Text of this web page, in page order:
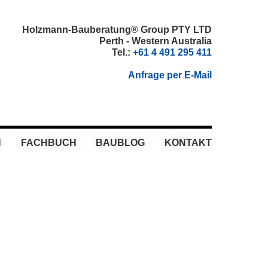
Holzmann-Bauberatung® Group PTY LTD
Perth - Western Australia
Tel.: +61 4 491 295 411
Anfrage per E-Mail
FACHBUCH BAUBLOG KONTAKT